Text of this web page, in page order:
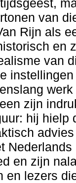
van
Rijn als
en
van
zijn
hij hielp
en zijn
en lezers